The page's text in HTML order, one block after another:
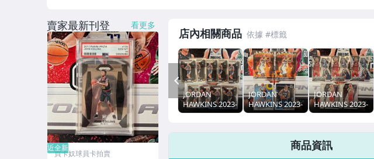
店內相關商品
JORDAN
HAWKINS 2023-
24 PRIZM RC 新
JORDAN
HAWKINS 2023-
24 OPTIC 特卡
JORDAN
HAWKINS 2023-
24 MOSAIC 特
人 RC
PREV
商品資訊
賣家最新刊登 看更多
近全新
買卡奴球員卡拍賣